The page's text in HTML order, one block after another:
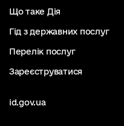
Що таке Дія
Гід з державних послуг
Перелік послуг
Зареєструватися
id.gov.ua